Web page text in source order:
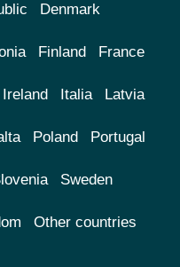
Denmark
Finland France
Ireland Italia Latvia
Poland Portugal
Sweden
Other countries